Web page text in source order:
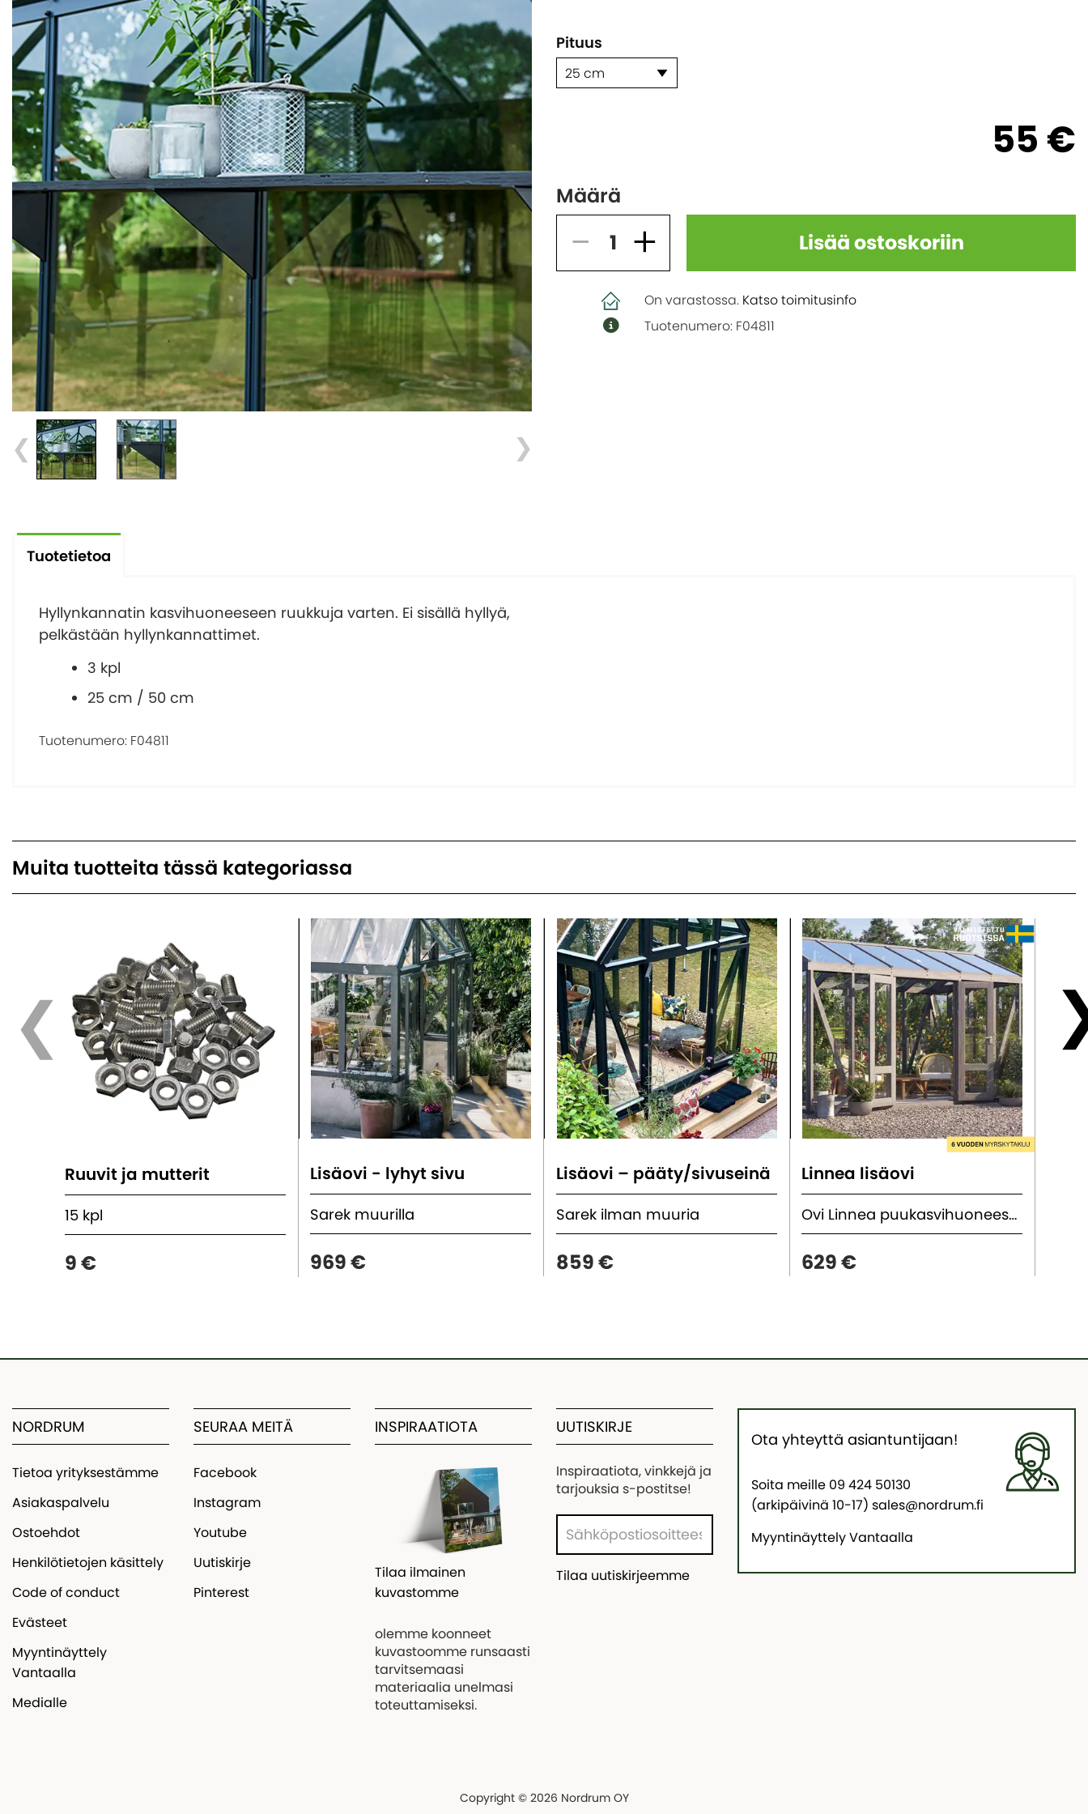
Pituus
25 cm
55 €
Määrä
Lisää ostoskoriin
On varastossa. Katso toimitusinfo
Tuotenumero: F04811
Tuotetietoa
Hyllynkannatin kasvihuoneeseen ruukkuja varten. Ei sisällä hyllyä,
pelkästään hyllynkannattimet.
3 kpl
25 cm / 50 cm
Tuotenumero: F04811
Muita tuotteita tässä kategoriassa
Ruuvit ja mutterit
15 kpl
9 €
Lisäovi - lyhyt sivu
Sarek muurilla
969 €
Lisäovi – pääty/sivuseinä
Sarek ilman muuria
859 €
Linnea lisäovi
Ovi Linnea puukasvihuoneeseen
629 €
NORDRUM
Tietoa yrityksestämme
Asiakaspalvelu
Ostoehdot
Henkilötietojen käsittely
Code of conduct
Evästeet
Myyntinäyttely
Vantaalla
Medialle
SEURAA MEITÄ
Facebook
Instagram
Youtube
Uutiskirje
Pinterest
INSPIRAATIOTA
Tilaa ilmainen
kuvastomme
olemme koonneet
kuvastoomme runsaasti
tarvitsemaasi
materiaalia unelmasi
toteuttamiseksi.
UUTISKIRJE
Inspiraatiota, vinkkejä ja
tarjouksia s-postitse!
Tilaa uutiskirjeemme
Ota yhteyttä asiantuntijaan!
Soita meille 09 424 50130
(arkipäivinä 10-17) sales@nordrum.fi
Myyntinäyttely Vantaalla
Copyright © 2026 Nordrum OY